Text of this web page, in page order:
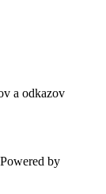
a odkazov
by